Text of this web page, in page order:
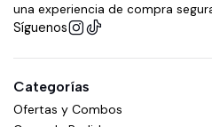
una experiencia de compra
Síguenos
Categorías
Ofertas y Combos